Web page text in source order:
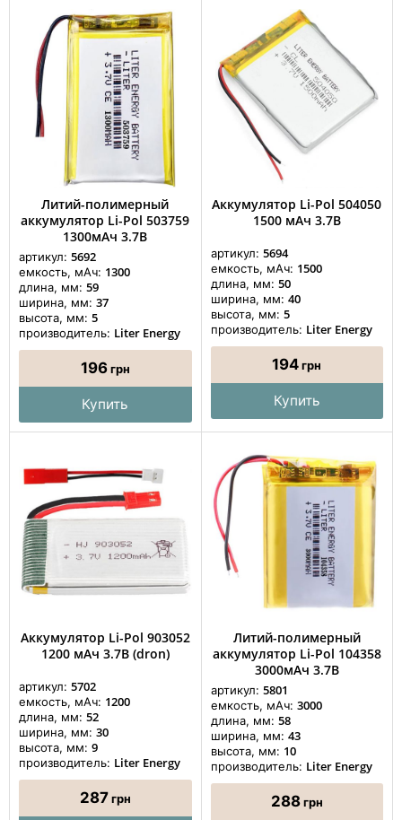
Литий-полимерный
аккумулятор Li-Pol 503759
1300мАч 3.7В
артикул: 5692
емкость, мАч: 1300
длина, мм: 59
ширина, мм: 37
высота, мм: 5
производитель: Liter Energy
196грн
Купить
Аккумулятор Li-Pol 504050
1500 мАч 3.7В
артикул: 5694
емкость, мАч: 1500
длина, мм: 50
ширина, мм: 40
высота, мм: 5
производитель: Liter Energy
194грн
Купить
Аккумулятор Li-Pol 903052
1200 мАч 3.7В (dron)
артикул: 5702
емкость, мАч: 1200
длина, мм: 52
ширина, мм: 30
высота, мм: 9
производитель: Liter Energy
287грн
Литий-полимерный
аккумулятор Li-Pol 104358
3000мАч 3.7В
артикул: 5801
емкость, мАч: 3000
длина, мм: 58
ширина, мм: 43
высота, мм: 10
производитель: Liter Energy
288грн